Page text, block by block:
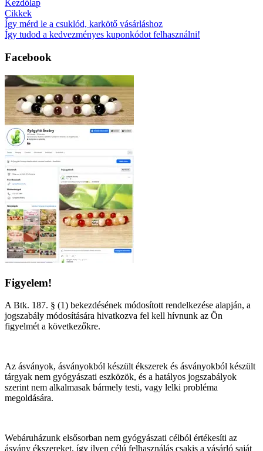
Kezdőlap
Cikkek
Így mérd le a csuklód, karkötő vásárláshoz
Így tudod a kedvezményes kuponkódot felhasználni!
Facebook
Figyelem!
A Btk. 187. § (1) bekezdésének módosított rendelkezése alapján, a
jogszabály módosítására hivatkozva fel kell hívnunk az Ön
figyelmét a következőkre.
Az ásványok, ásványokból készült ékszerek és ásványokból készült
tárgyak nem gyógyászati eszközök, és a hatályos jogszabályok
szerint nem alkalmasak bármely testi, vagy lelki probléma
megoldására.
Webáruházunk elsősorban nem gyógyászati célból értékesíti az
ásvány ékszereket, így ilyen célú felhasználás csakis a vásárló saját